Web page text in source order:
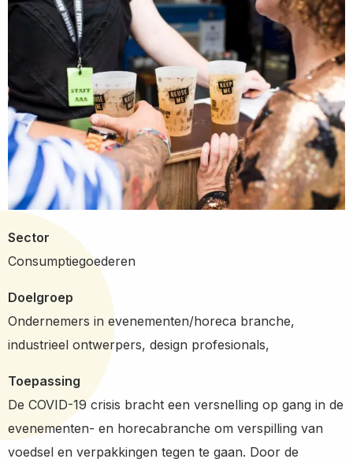
Sector
Consumptiegoederen
Doelgroep
Ondernemers in evenementen/horeca branche,
industrieel ontwerpers, design profesionals,
Toepassing
De COVID-19 crisis bracht een versnelling op gang in de
evenementen- en horecabranche om verspilling van
voedsel en verpakkingen tegen te gaan. Door de